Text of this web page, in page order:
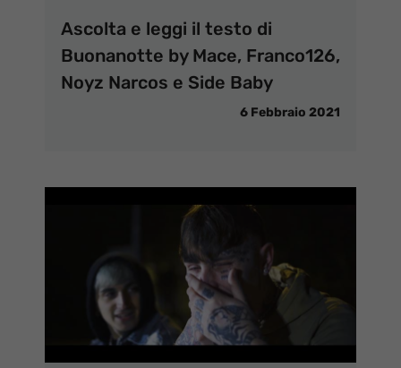
Ascolta e leggi il testo di
Buonanotte by Mace, Franco126,
Noyz Narcos e Side Baby
6 Febbraio 2021